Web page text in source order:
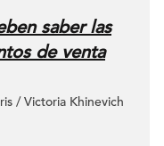
saber las
de venta
/ Victoria Khinevich